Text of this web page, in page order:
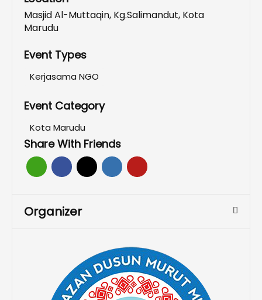
Masjid Al-Muttaqin, Kg.Salimandut, Kota
Marudu
Event Types
Kerjasama NGO
Event Category
Kota Marudu
Share With Friends
Organizer